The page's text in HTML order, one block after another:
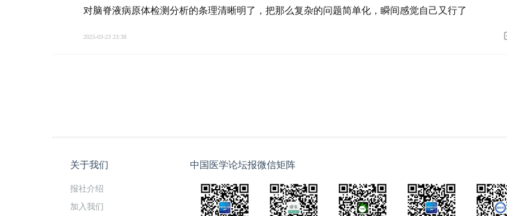
对脑脊液病原体检测分析的条理清晰明了，把那么复杂的问题简单化，瞬间感觉自己又行了
2025-03-23 23:38
关于我们
报社介绍
加入我们
中国医学论坛报微信矩阵